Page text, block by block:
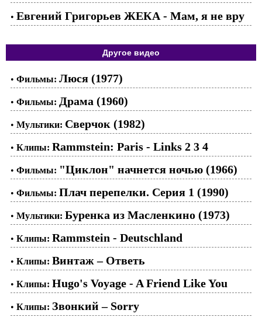
• Евгений Григорьев ЖЕКА - Мам, я не вру
Другое видео
• Фильмы: Люся (1977)
• Фильмы: Драма (1960)
• Мультики: Сверчок (1982)
• Клипы: Rammstein: Paris - Links 2 3 4
• Фильмы: "Циклон" начнется ночью (1966)
• Фильмы: Плач перепелки. Серия 1 (1990)
• Мультики: Буренка из Масленкино (1973)
• Клипы: Rammstein - Deutschland
• Клипы: Винтаж – Ответь
• Клипы: Hugo's Voyage - A Friend Like You
• Клипы: Звонкий – Sorry